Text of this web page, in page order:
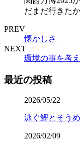
だまだ行きた
PREV
懐かしさ
NEXT
環境の事を考え
最近の投稿
2026/05/22
泳ぐ鯉とそう
2026/02/09